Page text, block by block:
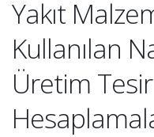
Yakıt
Kullanılan
Üretim